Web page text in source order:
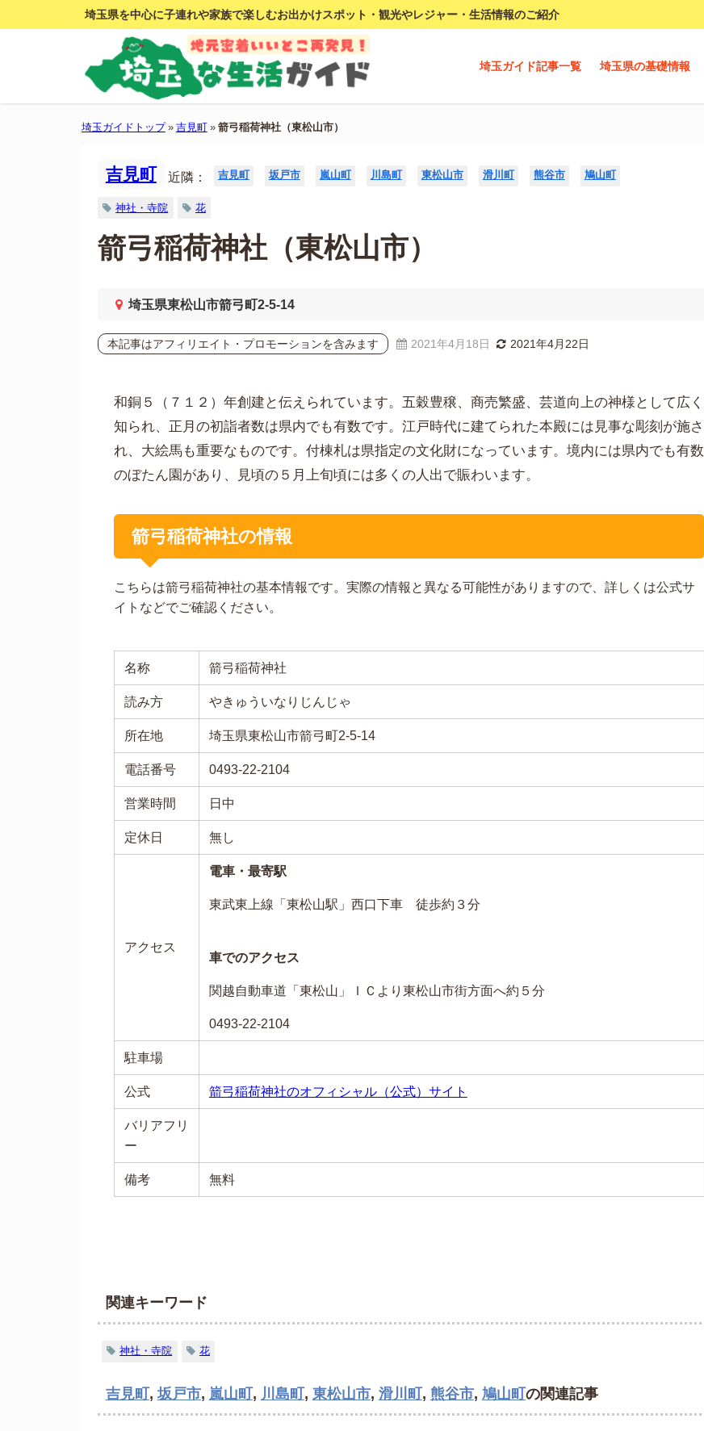
埼玉県を中心に子連れや家族で楽しむお出かけスポット・観光やレジャー・生活情報のご紹介
埼玉ガイド記事一覧 埼玉県の基礎情報
埼玉ガイドトップ» 吉見町» 箭弓稲荷神社（東松山市）
吉見町 近隣： 吉見町 坂戸市 嵐山町 川島町 東松山市 滑川町 熊谷市 鳩山町
神社・寺院 花
箭弓稲荷神社（東松山市）
埼玉県東松山市箭弓町2-5-14
本記事はアフィリエイト・プロモーションを含みます 2021年4月18日 2021年4月22日
和銅５（７１２）年創建と伝えられています。五穀豊穣、商売繁盛、芸道向上の神様として広く
知られ、正月の初詣者数は県内でも有数です。江戸時代に建てられた本殿には見事な彫刻が施さ
れ、大絵馬も重要なものです。付棟札は県指定の文化財になっています。境内には県内でも有数
のぼたん園があり、見頃の５月上旬頃には多くの人出で賑わいます。
箭弓稲荷神社の情報
こちらは箭弓稲荷神社の基本情報です。実際の情報と異なる可能性がありますので、詳しくは公式サ
イトなどでご確認ください。
名称 箭弓稲荷神社
読み方 やきゅういなりじんじゃ
所在地 埼玉県東松山市箭弓町2-5-14
電話番号 0493-22-2104
営業時間 日中
定休日 無し
アクセス
電車・最寄駅
東武東上線「東松山駅」西口下車 徒歩約３分
車でのアクセス
関越自動車道「東松山」ＩＣより東松山市街方面へ約５分
0493-22-2104
駐車場
公式 箭弓稲荷神社のオフィシャル（公式）サイト
バリアフリ
ー
備考 無料
関連キーワード
神社・寺院 花
吉見町 ,坂戸市, 嵐山町 , 川島町 , 東松山市, 滑川町 , 熊谷市, 鳩山町 の関連記事